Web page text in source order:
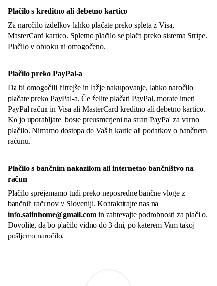
Plačilo s kreditno ali debetno kartico
Za naročilo izdelkov lahko plačate preko spleta z Visa,
MasterCard kartico. Spletno plačilo se plača preko sistema Stripe.
Plačilo v obroku ni omogočeno.
Plačilo preko PayPal-a
Da bi omogočili hitrejše in lažje nakupovanje, lahko naročilo
plačate preko PayPal-a. Če želite plačati PayPal, morate imeti
PayPal račun in Visa ali MasterCard kreditno ali debetno kartico.
Ko jo uporabljate, boste preusmerjeni na stran PayPal za varno
plačilo. Nimamo dostopa do Vaših kartic ali podatkov o bančnem
računu.
Plačilo s bančnim nakazilom ali internetno bančništvo na
račun
Plačilo sprejemamo tudi preko neposredne bančne vloge z
bančnih računov v Sloveniji. Kontaktirajte nas na
info.satinhome@gmail.com in zahtevajte podrobnosti za plačilo.
Dovolite, da bo plačilo vidno do 3 dni, po katerem Vam takoj
pošljemo naročilo.